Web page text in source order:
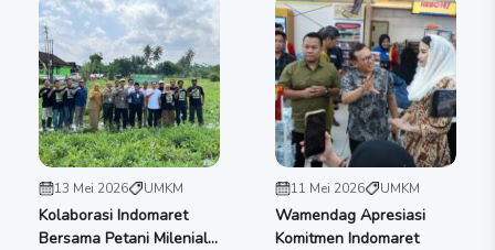
13 Mei 2026 UMKM
Kolaborasi Indomaret
Bersama Petani Milenial...
11 Mei 2026 UMKM
Wamendag Apresiasi
Komitmen Indomaret